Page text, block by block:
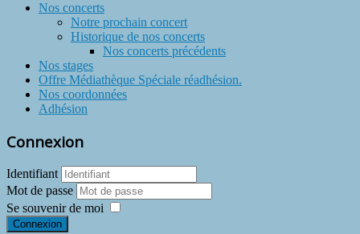
Nos concerts
Notre prochain concert
Historique de nos concerts
Nos concerts précédents
Nos stages
Offre Médiathèque Spéciale réadhésion.
Nos coordonnées
Adhésion
Connexion
Identifiant
Mot de passe
Se souvenir de moi
Connexion